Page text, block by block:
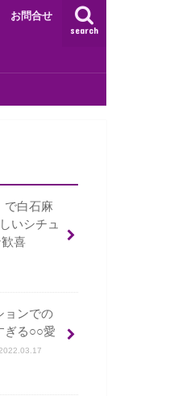
search
お問合せ
で白石麻
いシチュ
喜
ョンでの
ぎる○○愛